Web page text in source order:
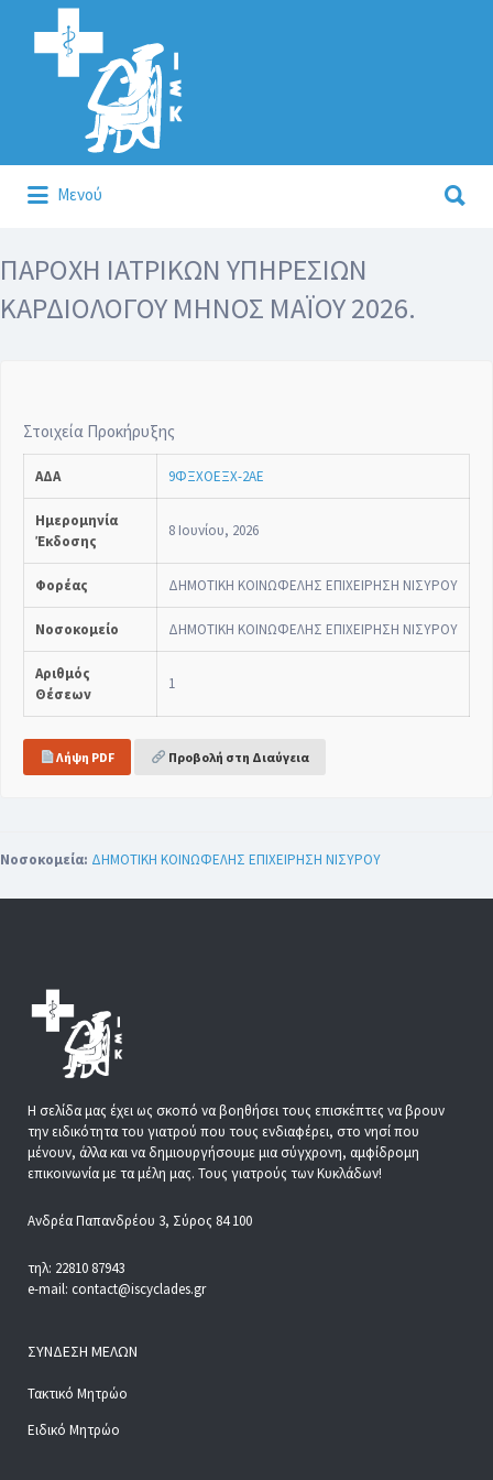
Αναζήτηση
για:
Μενού
για:
ΠΑΡΟΧΗ ΙΑΤΡΙΚΩΝ ΥΠΗΡΕΣΙΩΝ
ΚΑΡΔΙΟΛΟΓΟΥ ΜΗΝΟΣ ΜΑΪΟΥ 2026.
Στοιχεία Προκήρυξης
ΑΔΑ 9ΦΞΧΟΕΞΧ-2ΑΕ
Ημερομηνία
Έκδοσης
8 Ιουνίου, 2026
Φορέας ΔΗΜΟΤΙΚΗ ΚΟΙΝΩΦΕΛΗΣ ΕΠΙΧΕΙΡΗΣΗ ΝΙΣΥΡΟΥ
Νοσοκομείο ΔΗΜΟΤΙΚΗ ΚΟΙΝΩΦΕΛΗΣ ΕΠΙΧΕΙΡΗΣΗ ΝΙΣΥΡΟΥ
Αριθμός
Θέσεων
1
Λήψη PDF Προβολή στη Διαύγεια
Νοσοκομεία: ΔΗΜΟΤΙΚΗ ΚΟΙΝΩΦΕΛΗΣ ΕΠΙΧΕΙΡΗΣΗ ΝΙΣΥΡΟΥ
Η σελίδα μας έχει ως σκοπό να βοηθήσει τους επισκέπτες να βρουν
την ειδικότητα του γιατρού που τους ενδιαφέρει, στο νησί που
μένουν, άλλα και να δημιουργήσουμε μια σύγχρονη, αμφίδρομη
επικοινωνία με τα μέλη μας. Τους γιατρούς των Κυκλάδων!
Ανδρέα Παπανδρέου 3, Σύρος 84 100
τηλ: 22810 87943
e-mail: contact@iscyclades.gr
ΣΎΝΔΕΣΗ ΜΕΛΏΝ
Τακτικό Μητρώο
Ειδικό Μητρώο